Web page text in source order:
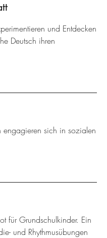
und Entdecken
Deutsch ihren
engagieren sich in sozialen
für Grundschulkinder. Ein
und Rhythmusübungen